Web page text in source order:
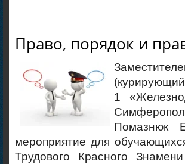
Право, порядок и
1
Помазнюк
мероприятие для
Трудового Красного